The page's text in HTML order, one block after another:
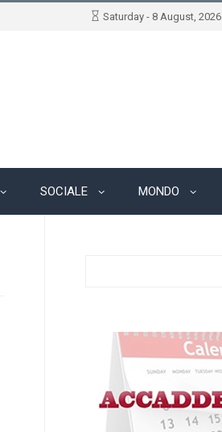
Saturday - 8 August, 2026
SOCIALE MONDO